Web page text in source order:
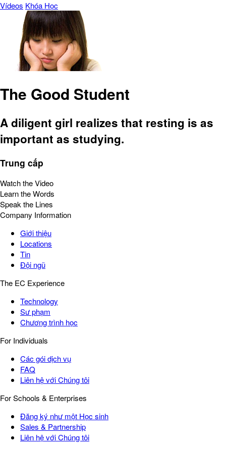
Vídeos Khóa Học
The Good Student
A diligent girl realizes that resting is as
important as studying.
Trung cấp
Watch the Video
Learn the Words
Speak the Lines
Company Information
Giới thiệu
Locations
Tin
Đội ngũ
The EC Experience
Technology
Sư phạm
Chương trình học
For Individuals
Các gói dịch vụ
FAQ
Liên hệ với Chúng tôi
For Schools & Enterprises
Đăng ký như một Học sinh
Sales & Partnership
Liên hệ với Chúng tôi